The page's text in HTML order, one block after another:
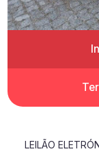
LEILÃO